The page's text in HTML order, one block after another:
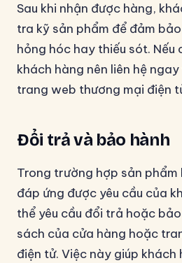
Sau khi nhận được hàng,
tra kỹ sản phẩm để đảm
hỏng hóc hay thiếu sót. Nếu
khách hàng nên liên hệ
trang web thương mại điện
Đổi trả và bảo hành
Trong trường hợp sản
đáp ứng được yêu cầu của
thể yêu cầu đổi trả hoặc
sách của cửa hàng hoặc
điện tử. Việc này giúp